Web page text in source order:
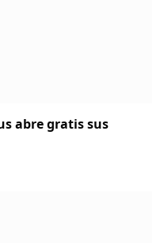
abre gratis sus